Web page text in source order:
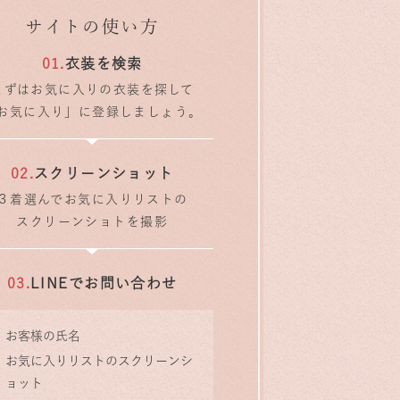
サイトの使い方
衣装を検索
ずはお気に入りの衣装を探して
気に入り」に登録しましょう。
スクリーンショット
着選んでお気に入りリストの
スクリーンショトを撮影
LINEでお問い合わせ
お客様の氏名
お気に入りリストのスクリーンシ
ョット